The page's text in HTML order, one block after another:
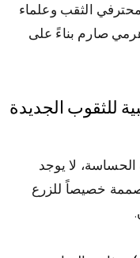
الثقب وعلماء
صارم بناءً على
للثقوب الجديدة
الحساسة، لا يوجد
خصيصاً للزرع